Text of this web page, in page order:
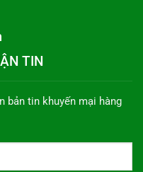
TIN
bản tin khuyến mại hàng